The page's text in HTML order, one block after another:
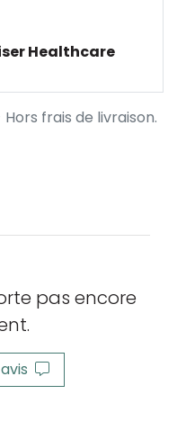
Healthcare
frais de livraison.
pas encore